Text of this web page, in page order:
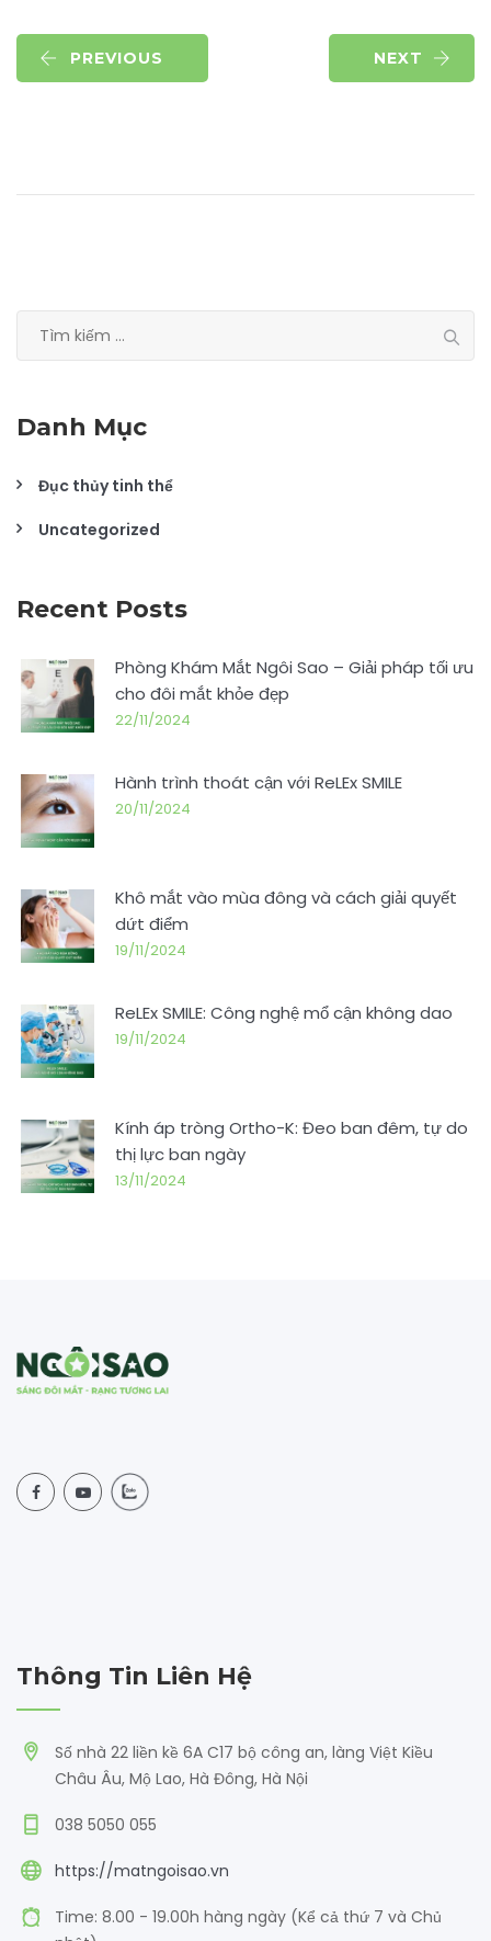
PREVIOUS NEXT
kiếm
Danh Mục
Đục thủy tinh thể
Uncategorized
Recent Posts
Phòng Khám Mắt Ngôi Sao – Giải pháp tối ưu
cho đôi mắt khỏe đẹp
22/11/2024
Hành trình thoát cận với ReLEx SMILE
20/11/2024
Khô mắt vào mùa đông và cách giải quyết
dứt điểm
19/11/2024
ReLEx SMILE: Công nghệ mổ cận không dao
19/11/2024
Kính áp tròng Ortho-K: Đeo ban đêm, tự do
thị lực ban ngày
13/11/2024
Thông Tin Liên Hệ
Số nhà 22 liền kề 6A C17 bộ công an, làng Việt Kiều
Châu Âu, Mộ Lao, Hà Đông, Hà Nội
038 5050 055
https://matngoisao.vn
Time: 8.00 - 19.00h hàng ngày (Kể cả thứ 7 và Chủ